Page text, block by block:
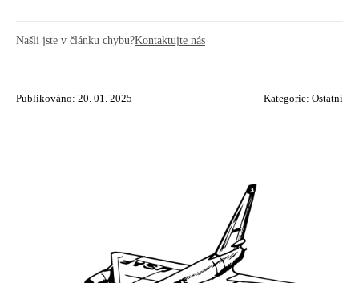
Našli jste v článku chybu?Kontaktujte nás
Publikováno: 20. 01. 2025 Kategorie: Ostatní